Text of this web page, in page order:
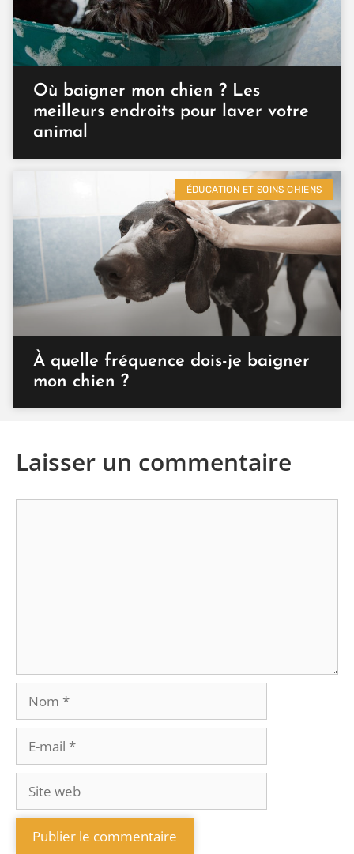
Où baigner mon chien ? Les
meilleurs endroits pour laver votre
animal
ÉDUCATION ET SOINS CHIENS
À quelle fréquence dois-je baigner
mon chien ?
Laisser un commentaire